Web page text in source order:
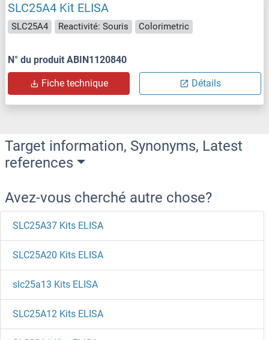
SLC25A4 Kit ELISA
SLC25A4 Reactivité: Souris Colorimetric
N° du produit ABIN1120840
Fiche technique Détails
Target information, Synonyms, Latest
references
Avez-vous cherché autre chose?
SLC25A37 Kits ELISA
SLC25A20 Kits ELISA
slc25a13 Kits ELISA
SLC25A12 Kits ELISA